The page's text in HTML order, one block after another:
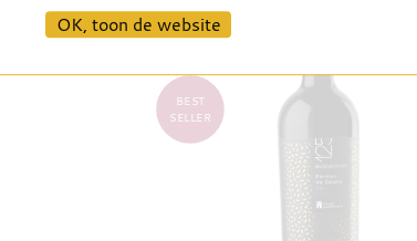
93
BEST
SELLER
OK, toon de website